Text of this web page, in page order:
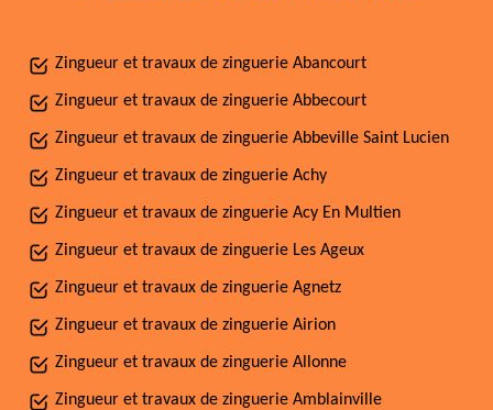
Zingueur et travaux de zinguerie Abancourt
Zingueur et travaux de zinguerie Abbecourt
Zingueur et travaux de zinguerie Abbeville Saint Lucien
Zingueur et travaux de zinguerie Achy
Zingueur et travaux de zinguerie Acy En Multien
Zingueur et travaux de zinguerie Les Ageux
Zingueur et travaux de zinguerie Agnetz
Zingueur et travaux de zinguerie Airion
Zingueur et travaux de zinguerie Allonne
Zingueur et travaux de zinguerie Amblainville